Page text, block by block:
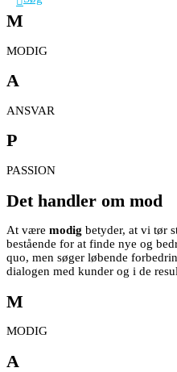
M
MODIG
A
ANSVAR
P
PASSION
Det handler om mod
At være modig betyder, at vi tør
bestående for at finde nye og
quo, men søger løbende
dialogen med kunder og i de
M
MODIG
A